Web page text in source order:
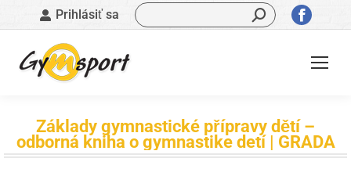
Prihlásiť sa Vyhľadávanie:
sa
otvorí
Základy gymnastické přípravy dětí –
odborná kniha o gymnastike detí | GRADA